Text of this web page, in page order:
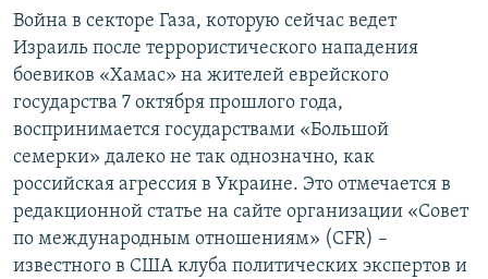
Война в секторе Газа, которую сейчас ведет
Израиль после террористического нападения
боевиков «Хамас» на жителей еврейского
государства 7 октября прошлого года,
воспринимается государствами «Большой
семерки» далеко не так однозначно, как
российская агрессия в Украине. Это отмечается в
редакционной статье на сайте организации «Совет
по международным отношениям» (CFR) –
известного в США клуба политических экспертов и